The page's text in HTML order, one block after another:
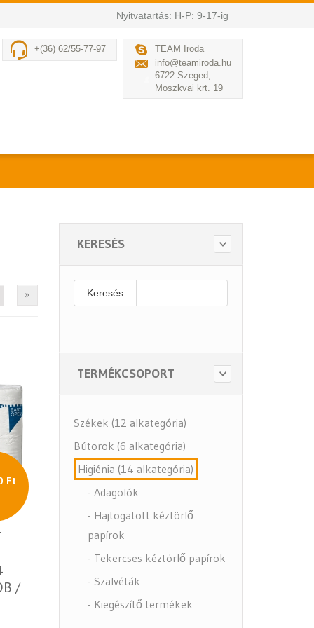
Nyitvatartás: H-P: 9-17-ig
TEAM Iroda
info@teamiroda.hu
6722 Szeged,
Moszkvai krt. 19
+(36) 62/55-77-97
Ft
/
KERESÉS
Keresés
TERMÉKCSOPORT
Székek (12 alkategória)
Bútorok (6 alkategória)
Higiénia (14 alkategória)
- Adagolók
- Hajtogatott kéztörlő
papírok
- Tekercses kéztörlő papírok
- Szalvéták
- Kiegészítő termékek